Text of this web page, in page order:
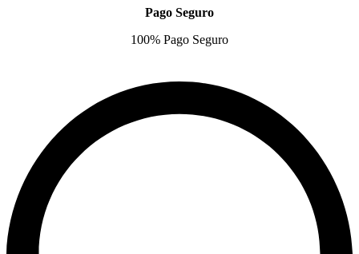
Pago Seguro
100% Pago Seguro